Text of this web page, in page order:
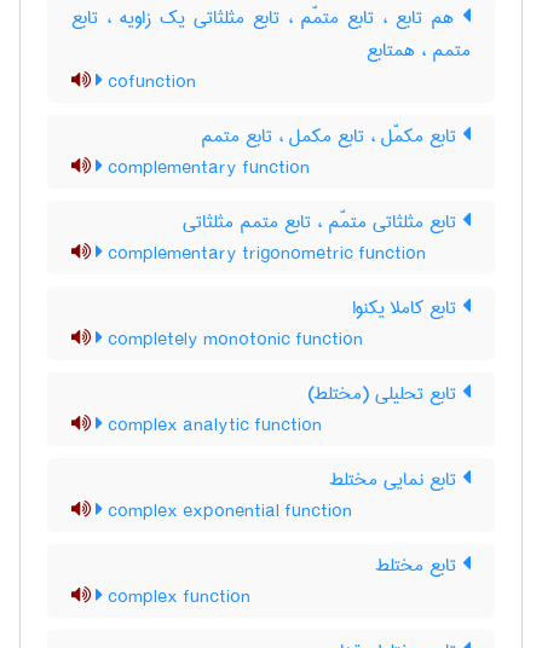
هم تابع ، تابع متمّم ، تابع مثلثاتی یک زاویه ، تابع
متمم ، همتابع
cofunction
تابع مکمّل ، تابع مکمل ، تابع متمم
complementary function
تابع مثلثاتی متمّم ، تابع متمم مثلثاتی
complementary trigonometric function
تابع کاملا یکنوا
completely monotonic function
تابع تحلیلی (مختلط)
complex analytic function
تابع نمایی مختلط
complex exponential function
تابع مختلط
complex function